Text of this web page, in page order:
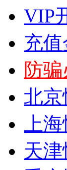
VIP
充值
防
北京
上
天